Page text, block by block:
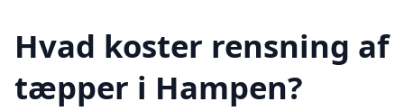
Hvad koster rensning af
tæpper i Hampen?